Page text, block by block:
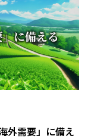
外需要」に備え